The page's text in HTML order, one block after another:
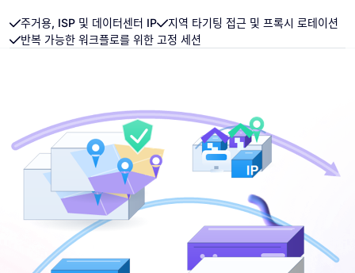
주거용, ISP 및 데이터센터 IP
지역 타기팅 접근 및 프록시 로테이션
반복 가능한 워크플로를 위한 고정 세션